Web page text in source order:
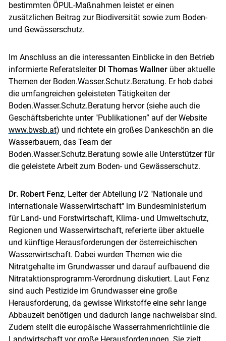
bestimmten ÖPUL-Maßnahmen leistet er einen
zusätzlichen Beitrag zur Biodiversität sowie zum Boden-
und Gewässerschutz.
Im Anschluss an die interessanten Einblicke in den Betrieb
informierte Referatsleiter DI Thomas Wallnerüber aktuelle
Themen der Boden.Wasser.Schutz.Beratung. Er hob dabei
die umfangreichen geleisteten Tätigkeiten der
Boden.Wasser.Schutz.Beratung hervor (siehe auch die
Geschäftsberichte unter "Publikationen” auf der Website
www.bwsb.at) und richtete ein großes Dankeschön an die
Wasserbauern, das Team der
Boden.Wasser.Schutz.Beratung sowie alle Unterstützer für
die geleistete Arbeit zum Boden- und Gewässerschutz.
Dr. Robert Fenz, Leiter der Abteilung I/2 "Nationale und
internationale Wasserwirtschaft" im Bundesministerium
für Land- und Forstwirtschaft, Klima- und Umweltschutz,
Regionen und Wasserwirtschaft, referierte über aktuelle
und künftige Herausforderungen der österreichischen
Wasserwirtschaft. Dabei wurden Themen wie die
Nitratgehalte im Grundwasser und darauf aufbauend die
Nitrataktionsprogramm-Verordnung diskutiert. Laut Fenz
sind auch Pestizide im Grundwasser eine große
Herausforderung, da gewisse Wirkstoffe eine sehr lange
Abbauzeit benötigen und dadurch lange nachweisbar sind.
Zudem stellt die europäische Wasserrahmenrichtlinie die